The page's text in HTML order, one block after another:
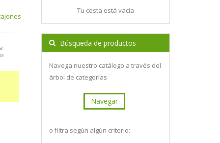
Tu cesta está vacía
Búsqueda de productos
Navega nuestro catálogo a través del
árbol de categorías
Navegar
o filtra según algún criterio: